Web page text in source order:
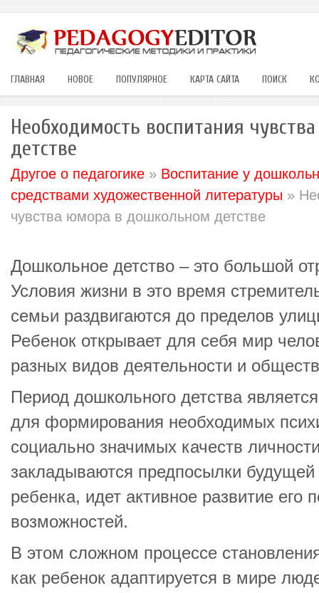
ГЛАВНАЯ НОВОЕ ПОПУЛЯРНОЕ КАРТА САЙТА ПОИСК
Необходимость воспитания
детстве
Другое о педагогике » Воспитание у
средствами художественной литературы »
чувства юмора в дошкольном детстве
Дошкольное детство – это большой
Условия жизни в это время
семьи раздвигаются до пределов
Ребенок открывает для себя мир
разных видов деятельности и
Период дошкольного детства
для формирования необходимых
социально значимых качеств
закладываются предпосылки будущей
ребенка, идет активное развитие его
возможностей.
В этом сложном процессе
как ребенок адаптируется в мире